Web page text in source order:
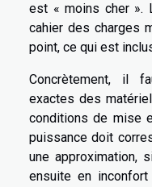
est « moins cher ».
cahier des charges
point, ce qui est
Concrètement, il
exactes des
conditions de mise
puissance doit
une approximation,
ensuite en inconfort